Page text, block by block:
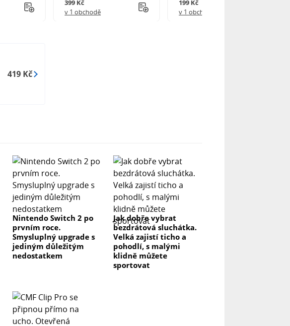
399 Kč
v 1 obchodě
199 Kč
v 1 obchodě
419 Kč
Nintendo Switch 2 po
prvním roce.
Smysluplný upgrade s
jediným důležitým
nedostatkem
Jak dobře vybrat
bezdrátová sluchátka.
Velká zajistí ticho a
pohodlí, s malými
klidně můžete
sportovat